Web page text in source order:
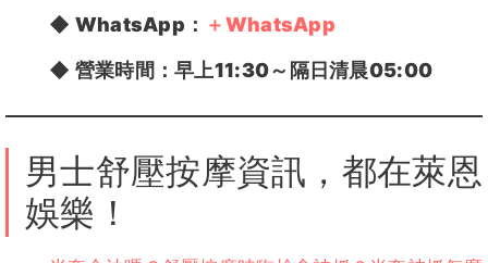
◆ WhatsApp： ＋WhatsApp
◆ 營業時間：早上11:30～隔日清晨05:00
男士舒壓按摩資訊，都在萊恩
娛樂！